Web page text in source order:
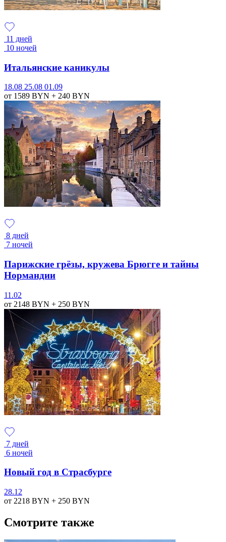
11 дней
10 ночей
Итальянские каникулы
18.08 25.08 01.09
от 1589 BYN + 240 BYN
8 дней
7 ночей
Парижские грёзы, кружева Брюгге и тайны
Нормандии
11.02
от 2148 BYN + 250 BYN
7 дней
6 ночей
Новый год в Страсбурге
28.12
от 2218 BYN + 250 BYN
Смотрите также